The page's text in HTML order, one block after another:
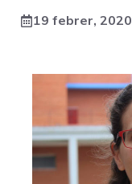
19 febrer, 2020